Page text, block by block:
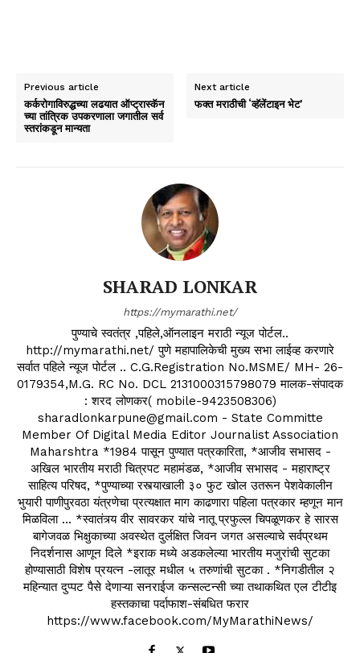
Previous article
कर्करोगाविरुद्धच्या लढयात ऑप्ट्रास्कॅन
च्या तांत्रिक उपकरणाला जगातील सर्व
स्तरांकडून मान्यता
Next article
फक्त मराठीची ‘व्हॅलेंटाइन भेट’
SHARAD LONKAR
https://mymarathi.net/
पुण्याचे स्वतंत्र ,पहिले,ऑनलाइन मराठी न्यूज पोर्टल..
http://mymarathi.net/ पुणे महापालिकेची मुख्य सभा लाईव्ह करणारे
सर्वात पहिले न्यूज पोर्टल .. C.G.Registration No.MSME/ MH- 26-
0179354,M.G. RC No. DCL 2131000315798079 मालक-संपादक
: शरद लोणकर( mobile-9423508306)
sharadlonkarpune@gmail.com - State Committe
Member Of Digital Media Editor Journalist Association
Maharshtra *1984 पासून पुण्यात पत्रकारिता, *आजीव सभासद -
अखिल भारतीय मराठी चित्रपट महामंडळ, *आजीव सभासद - महाराष्ट्र
साहित्य परिषद, *पुण्याच्या रस्त्याखाली ३० फुट खोल उतरून पेशवेकालीन
भुयारी पाणीपुरवठा यंत्रणेचा प्रत्यक्षात माग काढणारा पहिला पत्रकार म्हणून मान
मिळविला ... *स्वातंत्र्य वीर सावरकर यांचे नातू प्रफुल्ल चिपळूणकर हे सारस
बागेजवळ भिक्षुकाच्या अवस्थेत दुर्लक्षित जिवन जगत असल्याचे सर्वप्रथम
निदर्शनास आणून दिले *इराक मध्ये अडकलेल्या भारतीय मजुरांची सुटका
होण्यासाठी विशेष प्रयत्न -लातूर मधील ५ तरुणांची सुटका . *निगडीतील २
महिन्यात दुप्पट पैसे देणाऱ्या सनराईज कन्सल्टन्सी च्या तथाकथित एल टीटीइ
हस्तकाचा पर्दाफाश-संबधित फरार
https://www.facebook.com/MyMarathiNews/